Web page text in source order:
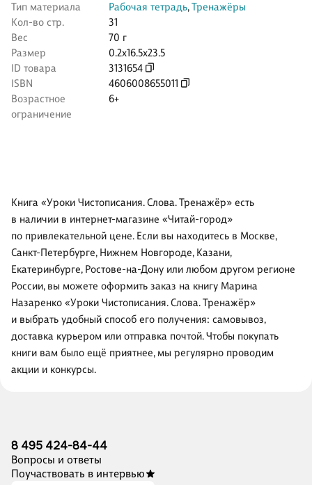
Тип материала
Рабочая тетрадь,Тренажёры
Кол-во стр.
31
Вес
70 г
Размер
0.2x16.5x23.5
ID товара
3131654
ISBN
4606008655011
Возрастное
ограничение
6+
Книга «Уроки Чистописания. Слова. Тренажёр» есть
в наличии в интернет-магазине «Читай-город»
по привлекательной цене. Если вы находитесь в Москве,
Санкт-Петербурге, Нижнем Новгороде, Казани,
Екатеринбурге, Ростове-на-Дону или любом другом регионе
России, вы можете оформить заказ на книгу Марина
Назаренко «Уроки Чистописания. Слова. Тренажёр»
и выбрать удобный способ его получения: самовывоз,
доставка курьером или отправка почтой. Чтобы покупать
книги вам было ещё приятнее, мы регулярно проводим
акции и конкурсы.
8 495 424-84-44
Вопросы и ответы
Поучаствовать в интервью